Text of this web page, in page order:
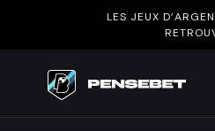
LES JEUX
Search